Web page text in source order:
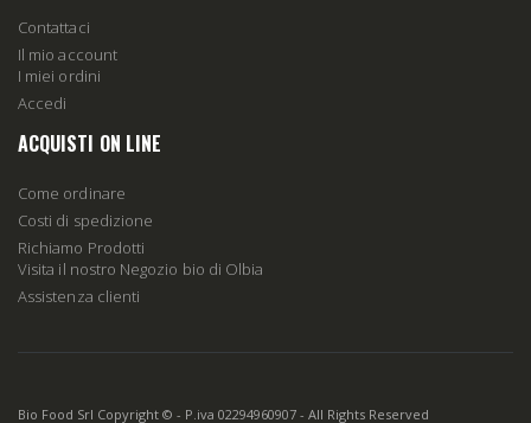
Contattaci
Il mio account
I miei ordini
Accedi
ACQUISTI ON LINE
Come ordinare
Costi di spedizione
Richiamo Prodotti
Visita il nostro Negozio bio di Olbia
Assistenza clienti
Bio Food Srl Copyright © - P.iva 02294960907 - All Rights Reserved